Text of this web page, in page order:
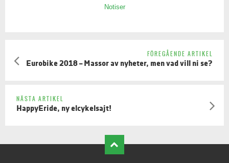
Notiser
FÖREGÅENDE ARTIKEL
Eurobike 2018 – Massor av nyheter, men vad vill ni se?
NÄSTA ARTIKEL
HappyEride, ny elcykelsajt!